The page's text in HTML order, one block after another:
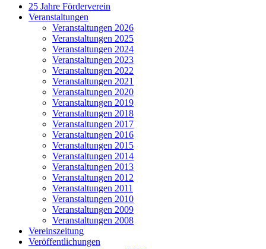
25 Jahre Förderverein
Veranstaltungen
Veranstaltungen 2026
Veranstaltungen 2025
Veranstaltungen 2024
Veranstaltungen 2023
Veranstaltungen 2022
Veranstaltungen 2021
Veranstaltungen 2020
Veranstaltungen 2019
Veranstaltungen 2018
Veranstaltungen 2017
Veranstaltungen 2016
Veranstaltungen 2015
Veranstaltungen 2014
Veranstaltungen 2013
Veranstaltungen 2012
Veranstaltungen 2011
Veranstaltungen 2010
Veranstaltungen 2009
Veranstaltungen 2008
Vereinszeitung
Veröffentlichungen